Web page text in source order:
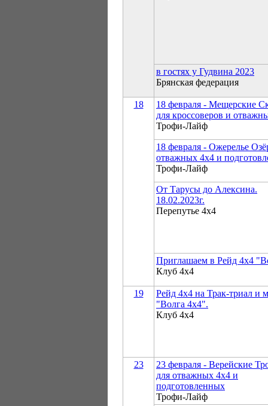
в гостях у Гудвина 2023
Брянская федерация
18
18 февраля - Мещерские
для кроссоверов и
Трофи-Лайф
18 февраля - Ожерелье
отважных 4х4 и
Трофи-Лайф
От Тарусы до Алексина.
18.02.2023г.
Перепутье 4х4
Приглашаем в Рейд 4х4
Клуб 4х4
19
Рейд 4х4 на Трак-триал и
"Волга 4х4".
Клуб 4х4
23
23 февраля - Верейские
для отважных 4х4 и
подготовленных
Трофи-Лайф